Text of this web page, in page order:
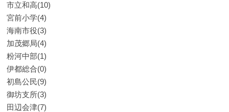
市立和高(10)
宮前小学(4)
海南市役(3)
加茂郷局(4)
粉河中部(1)
伊都総合(0)
初島公民(9)
御坊支所(3)
田辺会津(7)